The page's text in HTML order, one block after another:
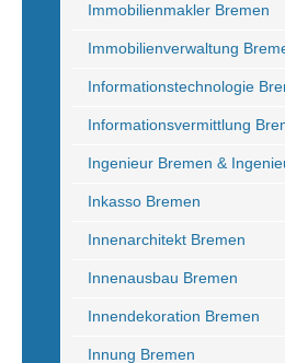
Immobilienmakler Bremen
Immobilienverwaltung
Informationstechnologie
Informationsvermittlung
Ingenieur Bremen &
Inkasso Bremen
Innenarchitekt Bremen
Innenausbau Bremen
Innendekoration Bremen
Innung Bremen